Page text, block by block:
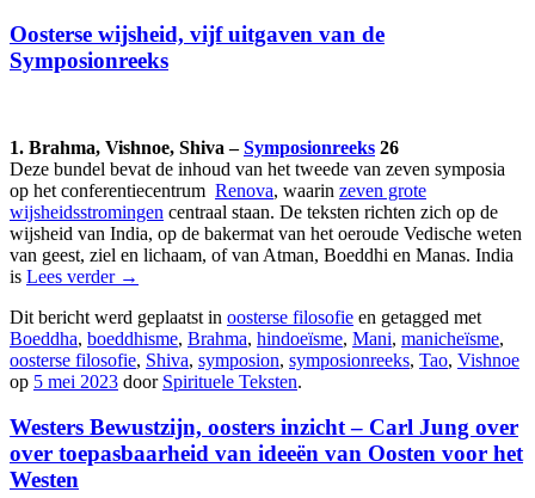
Oosterse wijsheid, vijf uitgaven van de
Symposionreeks
1. Brahma, Vishnoe, Shiva –Symposionreeks 26
Deze bundel bevat de inhoud van het tweede van zeven symposia
op het conferentiecentrum Renova, waarin zeven grote
wijsheidsstromingen centraal staan. De teksten richten zich op de
wijsheid van India, op de bakermat van het oeroude Vedische weten
van geest, ziel en lichaam, of van Atman, Boeddhi en Manas. India
is Lees verder →
Dit bericht werd geplaatst in oosterse filosofie en getagged met
Boeddha, boeddhisme, Brahma, hindoeïsme, Mani, manicheïsme,
oosterse filosofie, Shiva, symposion, symposionreeks, Tao, Vishnoe
op 5 mei 2023 door Spirituele Teksten.
Westers Bewustzijn, oosters inzicht – Carl Jung over
over toepasbaarheid van ideeën van Oosten voor het
Westen